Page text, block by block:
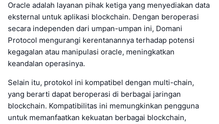
Oracle adalah layanan pihak ketiga yang menyediakan data
eksternal untuk aplikasi blockchain. Dengan beroperasi
secara independen dari umpan-umpan ini, Domani
Protocol mengurangi kerentanannya terhadap potensi
kegagalan atau manipulasi oracle, meningkatkan
keandalan operasinya.
Selain itu, protokol ini kompatibel dengan multi-chain,
yang berarti dapat beroperasi di berbagai jaringan
blockchain. Kompatibilitas ini memungkinkan pengguna
untuk memanfaatkan kekuatan berbagai blockchain,